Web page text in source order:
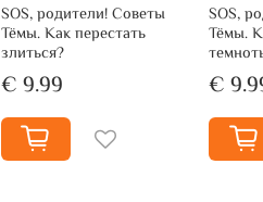
SOS, родители! Советы
Тёмы. Как перестать
злиться?
€ 9.99
SOS,
Тёмы.
€